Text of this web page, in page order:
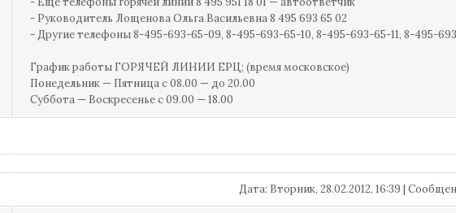
- Руководитель Лощенова Ольга Васильевна 8 495 693 65 02
- Другие телефоны 8-495-693-65-09, 8-495-693-65-10, 8-495-693-65-11, 8-495-
График работы ГОРЯЧЕЙ ЛИНИИ ЕРЦ; (время московское)
Понедельник — Пятница с 08.00 — до 20.00
Суббота — Воскресенье с 09.00 — 18.00
Дата: Вторник, 28.02.2012, 16:39 |